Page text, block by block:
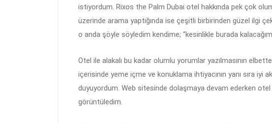
istiyordum. Rixos the Palm Dubai otel hakkında pek çok
üzerinde arama yaptığında ise çeşitli birbirinden güzel ilgi
o anda şöyle söyledim kendime; “kesinlikle burada
Otel ile alakalı bu kadar olumlu yorumlar yazılmasının
içerisinde yeme içme ve konuklama ihtiyacının yanı sıra iyi
duyuyordum. Web sitesinde dolaşmaya devam ederken
görüntüledim.